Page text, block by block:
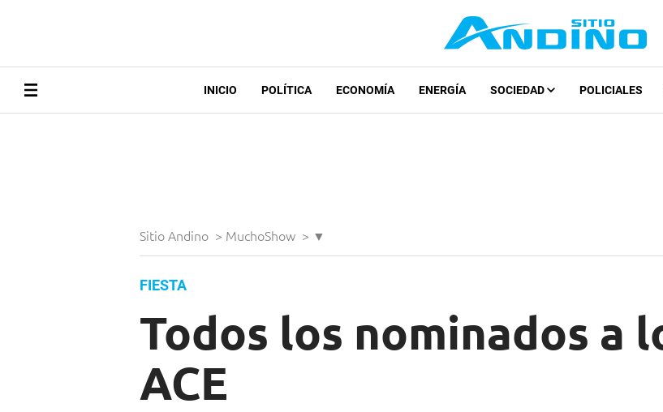
INICIO POLÍTICA ECONOMÍA ENERGÍA SOCIEDAD POLICIALES
Sitio Andino > MuchoShow > ▼
FIESTA
Todos los nominados a
ACE